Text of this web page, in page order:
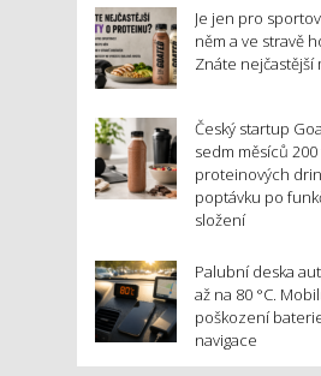
Je jen pro
něm a ve stravě
Znáte nejčastější
Český startup
sedm měsíců 200
proteinových
poptávku po
složení
Palubní deska
až na 80 °C.
poškození
navigace